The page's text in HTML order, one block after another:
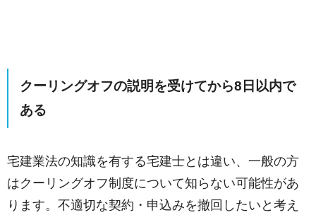
クーリングオフの説明を受けてから8日以内で
ある
宅建業法の知識を有する宅建士とは違い、一般の方
はクーリングオフ制度について知らない可能性があ
ります。不適切な契約・申込みを撤回したいと考え